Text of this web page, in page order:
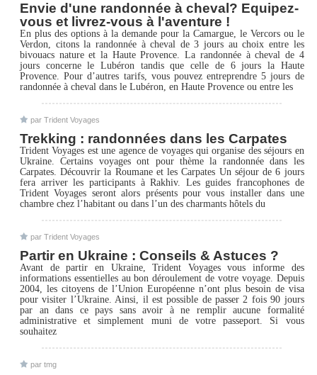
Envie d'une randonnée à cheval? Equipez-
vous et livrez-vous à l'aventure !
En plus des options à la demande pour la Camargue, le Vercors ou le
Verdon, citons la randonnée à cheval de 3 jours au choix entre les
bivouacs nature et la Haute Provence. La randonnée à cheval de 4
jours concerne le Lubéron tandis que celle de 6 jours la Haute
Provence. Pour d’autres tarifs, vous pouvez entreprendre 5 jours de
randonnée à cheval dans le Lubéron, en Haute Provence ou entre les
par Trident Voyages
Trekking : randonnées dans les Carpates
Trident Voyages est une agence de voyages qui organise des séjours en
Ukraine. Certains voyages ont pour thème la randonnée dans les
Carpates. Découvrir la Roumane et les Carpates Un séjour de 6 jours
fera arriver les participants à Rakhiv. Les guides francophones de
Trident Voyages seront alors présents pour vous installer dans une
chambre chez l’habitant ou dans l’un des charmants hôtels du
par Trident Voyages
Partir en Ukraine : Conseils & Astuces ?
Avant de partir en Ukraine, Trident Voyages vous informe des
informations essentielles au bon déroulement de votre voyage. Depuis
2004, les citoyens de l’Union Européenne n’ont plus besoin de visa
pour visiter l’Ukraine. Ainsi, il est possible de passer 2 fois 90 jours
par an dans ce pays sans avoir à ne remplir aucune formalité
administrative et simplement muni de votre passeport. Si vous
souhaitez
par tmg